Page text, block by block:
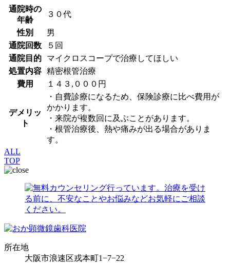
通院時の
年齢
３０代
性別
男
通院回数
５回
通院目的
マイクロスコープで治療してほしい
処置内容 精密根管治療
費用
１４３,０００円
デメリッ
ト
・自費診療になるため、保険診療に比べ費用が
かかります。
・来院が複数回に及ぶことがあります。
・根管治療後、熱や痛みが出る場合がありま
す。
ALL
TOP
所在地
大阪市浪速区戎本町1−7−22